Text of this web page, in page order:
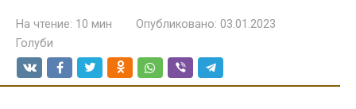
На чтение: 10 мин Опубликовано: 03.01.2023
Голуби